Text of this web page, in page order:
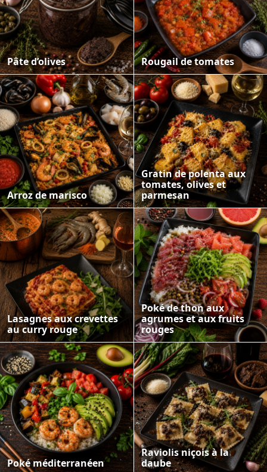
Pâte d’olives Rougail de tomates
Arroz de marisco
Gratin de polenta aux
tomates, olives et
parmesan
Lasagnes aux crevettes
au curry rouge
Poké de thon aux
agrumes et aux fruits
rouges
Poké méditerranéen
Raviolis niçois à la
daube